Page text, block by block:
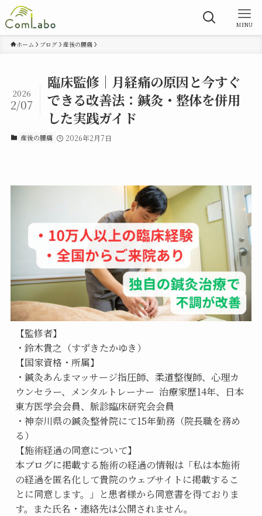
MENU
ホーム ブログ 産後の腰痛
臨床監修｜月経痛の原因と今すぐ
できる改善法：鍼灸・整体を併用
した実践ガイド
2026
2/07
産後の腰痛 2026年2月7日
【監修者】
・鈴木貴之（すずきたかゆき）
【国家資格・所属】
・鍼灸あんまマッサージ指圧師、柔道整復師、心理カ
ウンセラー、メンタルトレーナー  治療家歴14年、日本
東方医学会会員、脈診臨床研究会会員
・神奈川県の鍼灸整骨院にて15年勤務（院長職を務め
る）
【施術経過の同意について】
本ブログに掲載する施術の経過の情報は「私は本施術
の経過を匿名化して貴院のウェブサイトに掲載するこ
とに同意します。」と患者様から同意書を得ておりま
す。また氏名・連絡先は公開されません。